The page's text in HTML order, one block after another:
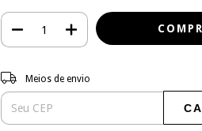
Entregas para o CEP:
Meios de envio